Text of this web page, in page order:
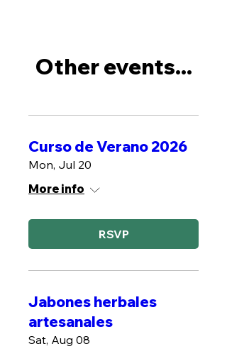
Other events...
Curso de Verano 2026
Mon, Jul 20
More info
RSVP
Jabones herbales
artesanales
Sat, Aug 08